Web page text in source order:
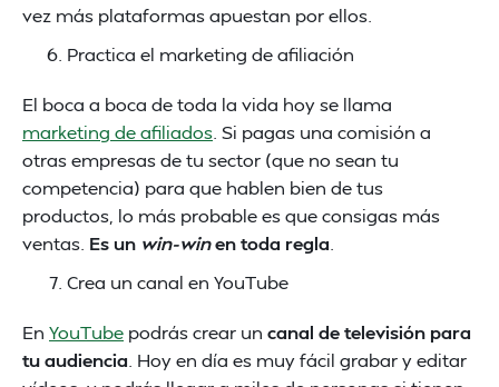
vez más plataformas apuestan por ellos.
Practica el marketing de afiliación
El boca a boca de toda la vida hoy se llama
marketing de afiliados . Si pagas una comisión a
otras empresas de tu sector (que no sean tu
competencia) para que hablen bien de tus
productos, lo más probable es que consigas más
ventas. Es un win-winen toda regla
Crea un canal en YouTube
En YouTube podrás crear un canal de televisión para
tu audiencia . Hoy en día es muy fácil grabar y editar